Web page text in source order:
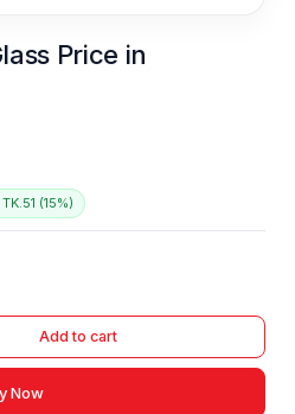
Price in
(15%)
Add to cart
Now